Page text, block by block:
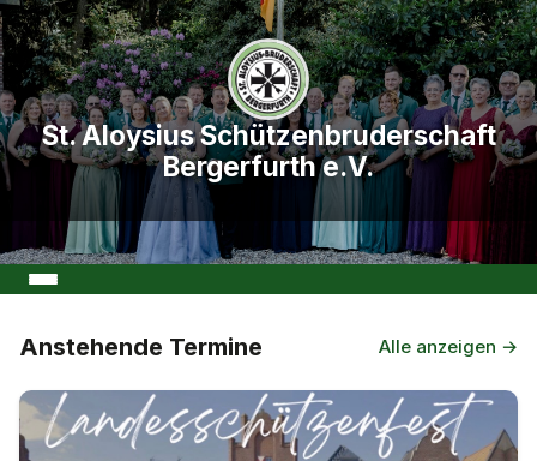
St. Aloysius Schützenbruderschaft
Bergerfurth e.V.
Anstehende Termine Alle anzeigen →